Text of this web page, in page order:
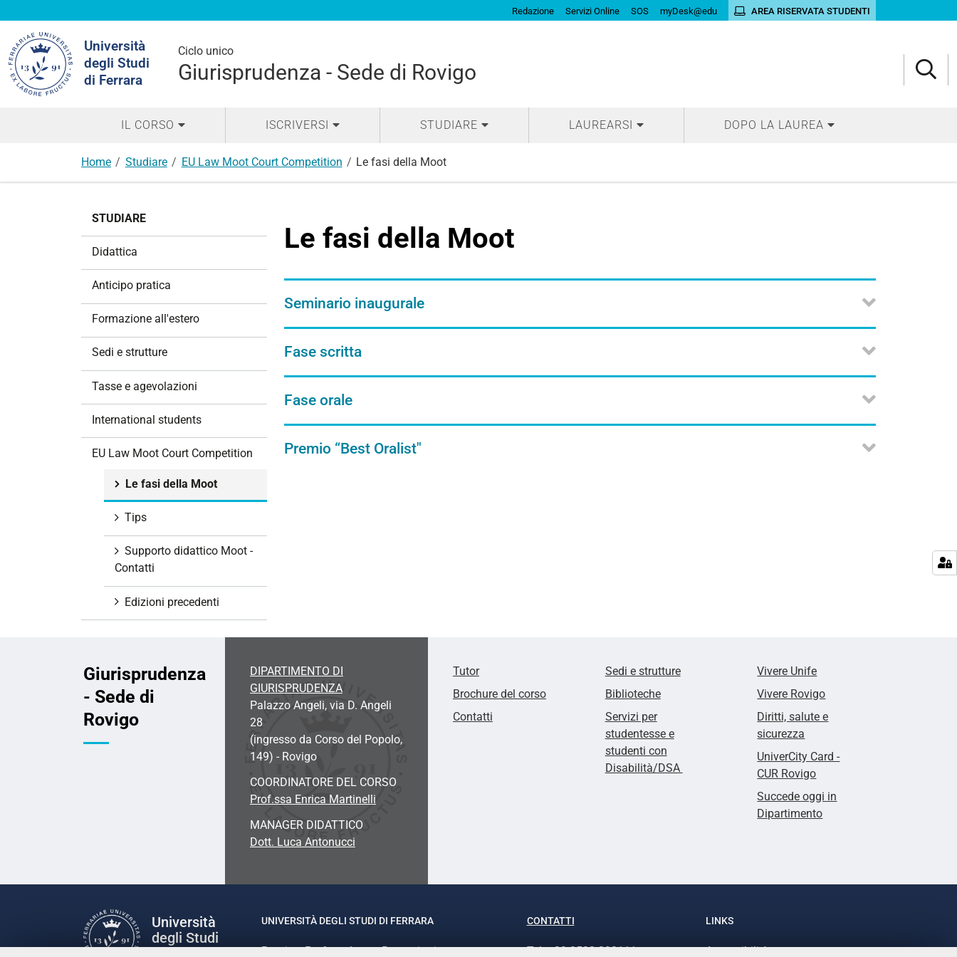
Redazione Servizi Online SOS myDesk@edu AREA RISERVATA STUDENTI
Università
degli Studi
di Ferrara
Ciclo unico
Giurisprudenza - Sede di Rovigo
nel
sito
IL CORSO ISCRIVERSI STUDIARE LAUREARSI DOPO LA LAUREA
Home Studiare EU Law Moot Court Competition Le fasi della Moot
Le fasi della Moot
Seminario inaugurale
Fase scritta
Fase orale
Premio “Best Oralist"
STUDIARE
Didattica
Anticipo pratica
Formazione all'estero
Sedi e strutture
Tasse e agevolazioni
International students
EU Law Moot Court Competition
Le fasi della Moot
Tips
Supporto didattico Moot -
Contatti
Edizioni precedenti
Giurisprudenza
- Sede di
Rovigo
DIPARTIMENTO DI
GIURISPRUDENZA
Palazzo Angeli, via D. Angeli
28
(ingresso da Corso del Popolo,
149) - Rovigo
COORDINATORE DEL CORSO
Prof.ssa Enrica Martinelli
MANAGER DIDATTICO
Dott. Luca Antonucci
Tutor
Brochure del corso
Contatti
Sedi e strutture
Biblioteche
Servizi per
studentesse e
studenti con
Disabilità/DSA
Vivere Unife
Vivere Rovigo
Diritti, salute e
sicurezza
UniverCity Card -
CUR Rovigo
Succede oggi in
Dipartimento
Università
degli Studi
UNIVERSITÀ DEGLI STUDI DI FERRARA
Rettrice: Prof.ssa Laura Ramaciotti
CONTATTI
Tel. +39 0532 293111
LINKS
Accessibilità